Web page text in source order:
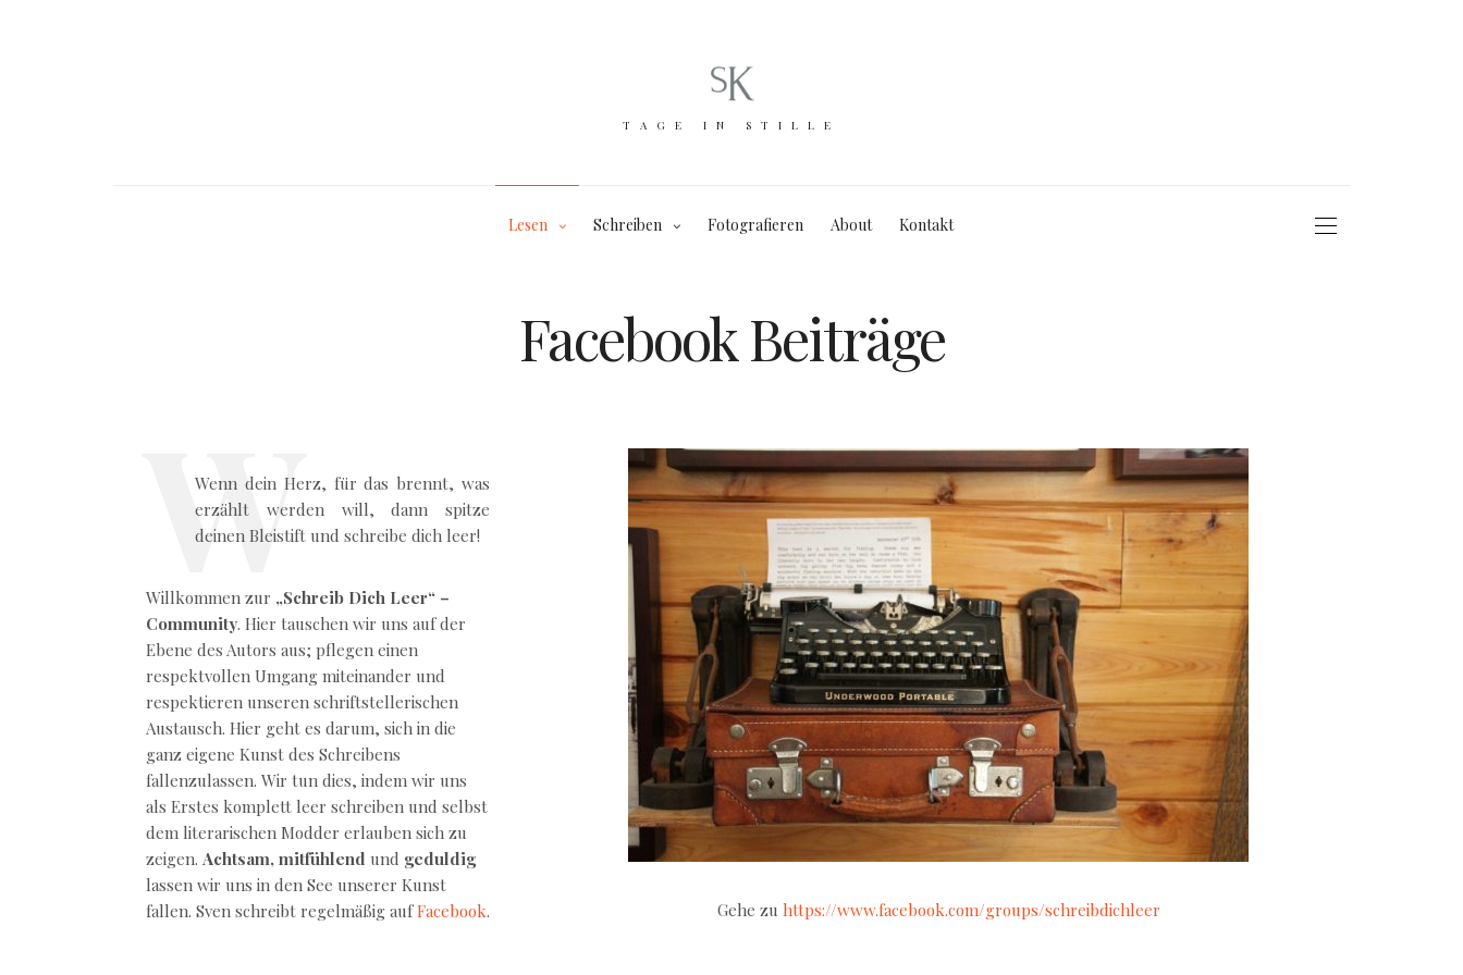
TAGE IN STILLE
Lesen Schreiben Fotografieren About Kontakt
Facebook Beiträge
Wenn dein Herz, für das brennt, was
erzählt werden will, dann spitze
deinen Bleistift und schreibe dich leer!
Willkommen zur „Schreib Dich Leer“ –
Community. Hier tauschen wir uns auf der
Ebene des Autors aus; pflegen einen
respektvollen Umgang miteinander und
respektieren unseren schriftstellerischen
Austausch. Hier geht es darum, sich in die
ganz eigene Kunst des Schreibens
fallenzulassen. Wir tun dies, indem wir uns
als Erstes komplett leer schreiben und selbst
dem literarischen Modder erlauben sich zu
zeigen. Achtsam, mitfühlend und geduldig
lassen wir uns in den See unserer Kunst
fallen. Sven schreibt regelmäßig aufFacebook. Gehe zu https://www.facebook.com/groups/schreibdichleer